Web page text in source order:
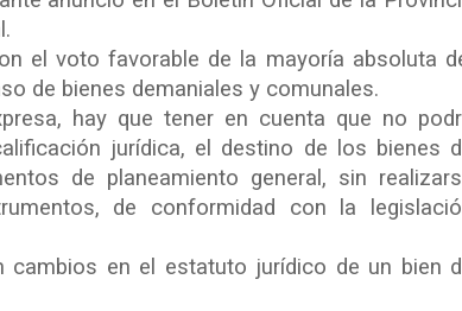
el voto favorable de la mayoría absoluta
de bienes demaniales y comunales.
hay que tener en cuenta que no
jurídica, el destino de los bienes
de planeamiento general, sin
de conformidad con la
cambios en el estatuto jurídico de un bien